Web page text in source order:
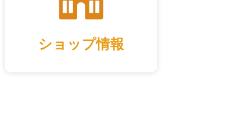
ショップ情報